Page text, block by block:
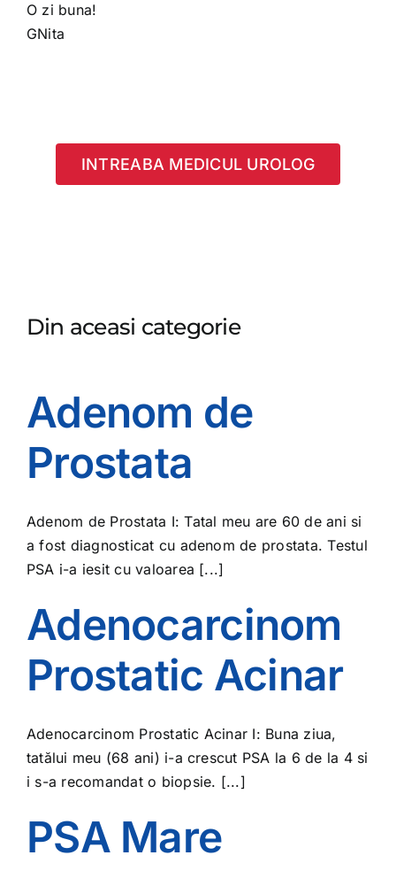
O zi buna!
GNita
INTREABA MEDICUL UROLOG
Din aceasi categorie
Adenom de
Prostata
Adenom de Prostata I: Tatal meu are 60 de ani si
a fost diagnosticat cu adenom de prostata. Testul
PSA i-a iesit cu valoarea [...]
Adenocarcinom
Prostatic Acinar
Adenocarcinom Prostatic Acinar I: Buna ziua,
tatălui meu (68 ani) i-a crescut PSA la 6 de la 4 si
i s-a recomandat o biopsie. [...]
PSA Mare